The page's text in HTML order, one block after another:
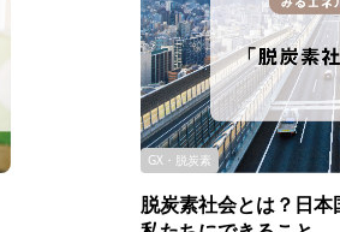
GX・脱炭素
脱炭素社会とは？日本